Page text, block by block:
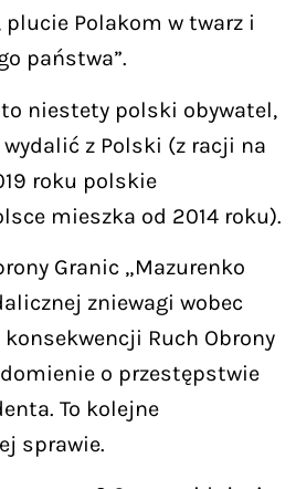
plucie Polakom w twarz i
państwa”.
niestety polski obywatel,
z Polski (z racji na
roku polskie
mieszka od 2014 roku).
Granic „Mazurenko
zniewagi wobec
konsekwencji Ruch Obrony
o przestępstwie
To kolejne
sprawie.